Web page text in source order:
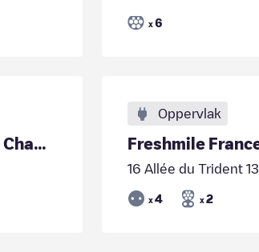
x 6
larecharge - Istres, Parking Champollion
Oppervlak
Freshmile
16 Allée du Trident
x 4 x 2